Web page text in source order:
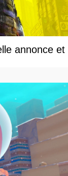
annonce et